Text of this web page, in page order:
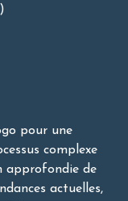
pour une
complexe
approfondie de
actuelles,